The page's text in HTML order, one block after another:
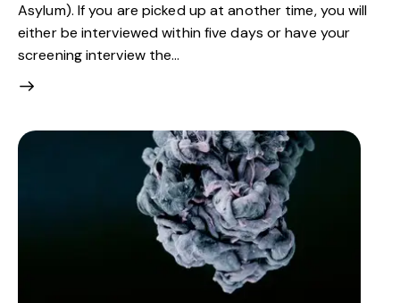
Asylum). If you are picked up at another time, you will
either be interviewed within five days or have your
screening interview the…